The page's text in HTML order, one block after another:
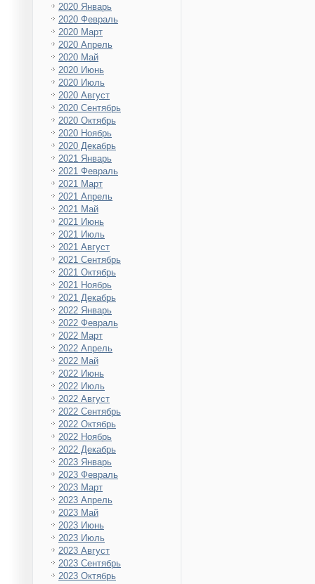
2020 Январь
2020 Февраль
2020 Март
2020 Апрель
2020 Май
2020 Июнь
2020 Июль
2020 Август
2020 Сентябрь
2020 Октябрь
2020 Ноябрь
2020 Декабрь
2021 Январь
2021 Февраль
2021 Март
2021 Апрель
2021 Май
2021 Июнь
2021 Июль
2021 Август
2021 Сентябрь
2021 Октябрь
2021 Ноябрь
2021 Декабрь
2022 Январь
2022 Февраль
2022 Март
2022 Апрель
2022 Май
2022 Июнь
2022 Июль
2022 Август
2022 Сентябрь
2022 Октябрь
2022 Ноябрь
2022 Декабрь
2023 Январь
2023 Февраль
2023 Март
2023 Апрель
2023 Май
2023 Июнь
2023 Июль
2023 Август
2023 Сентябрь
2023 Октябрь